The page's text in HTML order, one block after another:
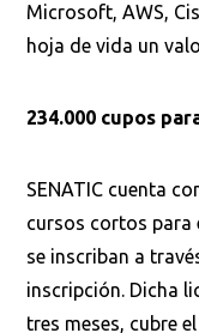
Microsoft, AWS,
hoja de vida un
234.000 cupos
SENATIC cuenta
cursos cortos para
se inscriban a
inscripción. Dicha
tres meses, cubre